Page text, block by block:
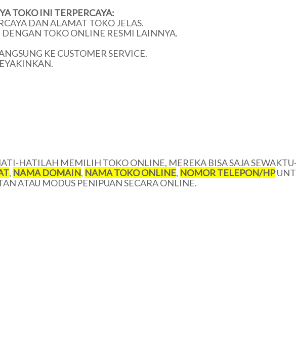
TOKO INI TERPERCAYA:
DAN ALAMAT TOKO JELAS.
TOKO ONLINE RESMI LAINNYA.
KE CUSTOMER SERVICE.
HATILAH MEMILIH TOKO ONLINE, MEREKA BISA SAJA
, NAMA DOMAIN, NAMA TOKO ONLINE, NOMOR TELEPON/HP
ATAU MODUS PENIPUAN SECARA ONLINE.